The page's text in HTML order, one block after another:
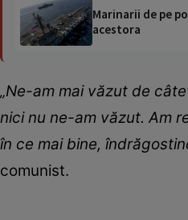
Marinarii de pe
acestora
„Ne-am mai văzut de
nici nu ne-am văzut. Am
în ce mai bine,
comunist.